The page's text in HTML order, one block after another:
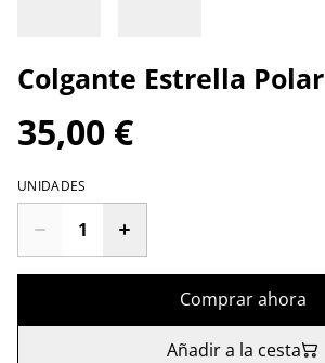
Colgante Estrella Polar
35,00 €
UNIDADES
Comprar ahora
Añadir a la cesta